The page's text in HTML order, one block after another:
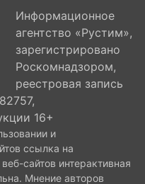
Информационное
агентство «Рустим»,
зарегистрировано
Роскомнадзором,
реестровая запись
16+
и
ссылка на
сайтов интерактивная
Мнение авторов